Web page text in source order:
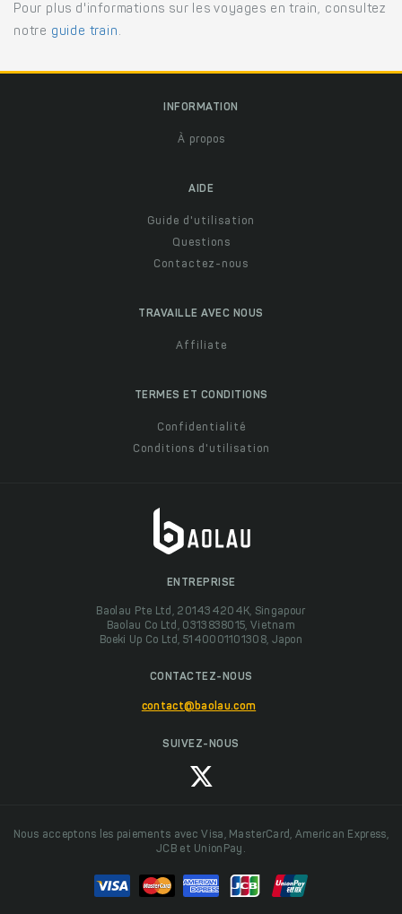
Pour plus d'informations sur les voyages en train, consultez
notre guide train .
INFORMATION
À propos
AIDE
Guide d'utilisation
Questions
Contactez-nous
TRAVAILLE AVEC NOUS
Affiliate
TERMES ET CONDITIONS
Confidentialité
Conditions d'utilisation
ENTREPRISE
Baolau Pte Ltd, 201434204K, Singapour
Baolau Co Ltd, 0313838015, Vietnam
Boeki Up Co Ltd, 5140001101308, Japon
CONTACTEZ-NOUS
contact@baolau.com
SUIVEZ-NOUS
Nous acceptons les paiements avec Visa, MasterCard, American Express,
JCB et UnionPay.